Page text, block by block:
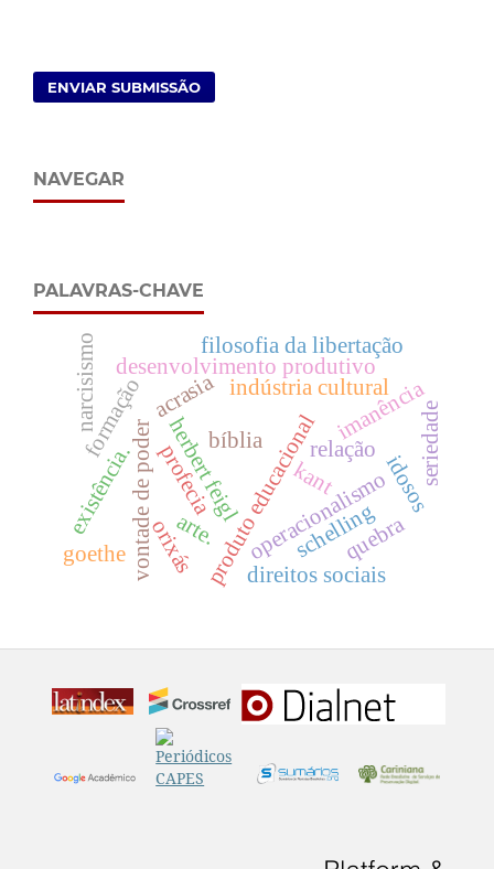
ENVIAR SUBMISSÃO
NAVEGAR
PALAVRAS-CHAVE
kant
herbert feigl
bíblia
profeciaproduto educacionalrelação
vontade de poder
acrasia
desenvolvimento produtivo
formação indústria cultural
operacionalismoidosos
direitos sociais
filosofia da libertação
arte. schelling
existência.
goethe
imanência
narcisismo
seriedade
quebra
orixás